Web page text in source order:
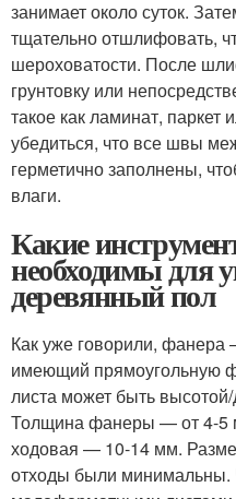
занимает около суток.
тщательно отшлифовать,
шероховатости. После
грунтовку или
такое как ламинат, паркет
убедиться, что все швы
герметично заполнены,
влаги.
Какие
необходимы для
деревянный пол
Как уже говорили, фанера
имеющий прямоугольную
листа может быть
Толщина фанеры — от 4-5
ходовая — 10-14 мм.
отходы были минимальны.